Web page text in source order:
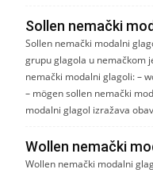
Sollen nemački
Sollen nemački modalni
grupu glagola u nemačkom
nemački modalni glagoli: –
– mögen sollen nemački
modalni glagol izražava
Wollen nemački
Wollen nemački modalni